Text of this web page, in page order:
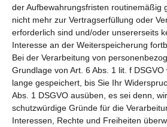
der Aufbewahrungsfristen routinemäßig
nicht mehr zur Vertragserfüllung oder
erforderlich sind und/oder unsererseits
Interesse an der Weiterspeicherung
Bei der Verarbeitung von
Grundlage von Art. 6 Abs. 1 lit. f
lange gespeichert, bis Sie Ihr
Abs. 1 DSGVO ausüben, es sei denn,
schutzwürdige Gründe für die
Interessen, Rechte und Freiheiten